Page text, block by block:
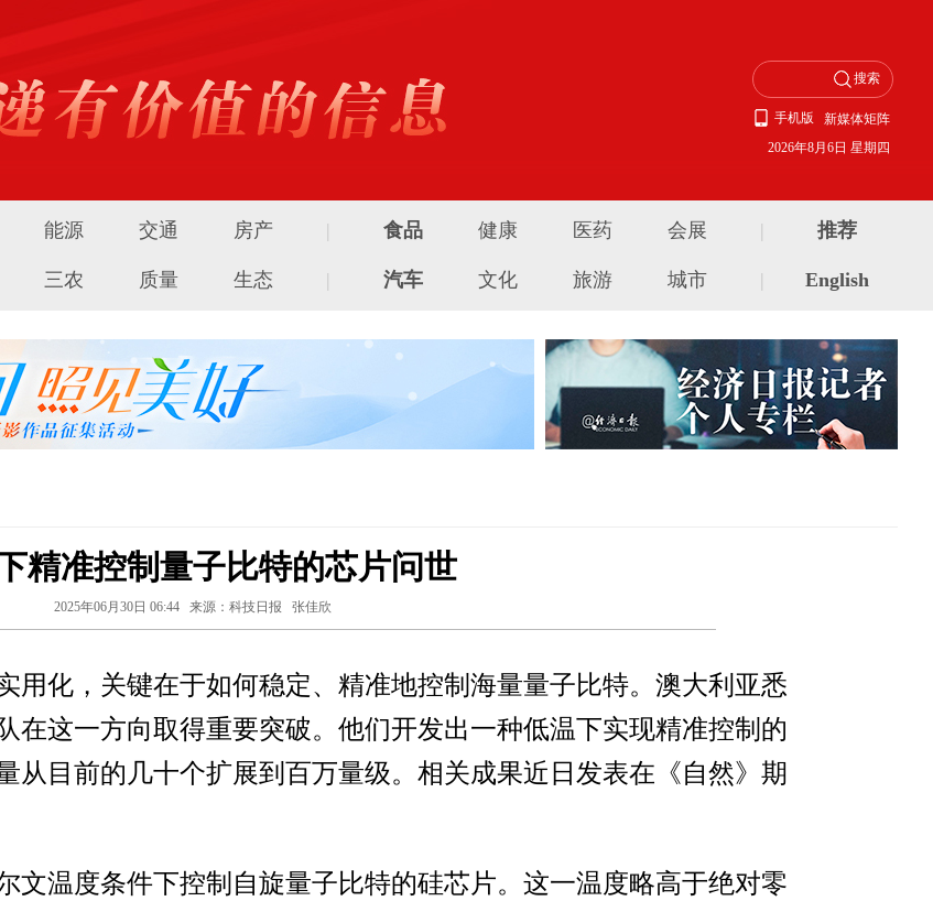
新媒体矩阵
手机版
2026年8月6日 星期四
能源 交通 房产 | 食品 健康 医药 会展 | 推荐
三农 质量 生态 | 汽车 文化 旅游 城市 | English
精准控制量子比特的芯片问世
2025年06月30日 06:44 来源：科技日报 张佳欣
用化，关键在于如何稳定、精准地控制海量量子比特。澳大利亚悉
在这一方向取得重要突破。他们开发出一种低温下实现精准控制的
从目前的几十个扩展到百万量级。相关成果近日发表在《自然》期
文温度条件下控制自旋量子比特的硅芯片。这一温度略高于绝对零